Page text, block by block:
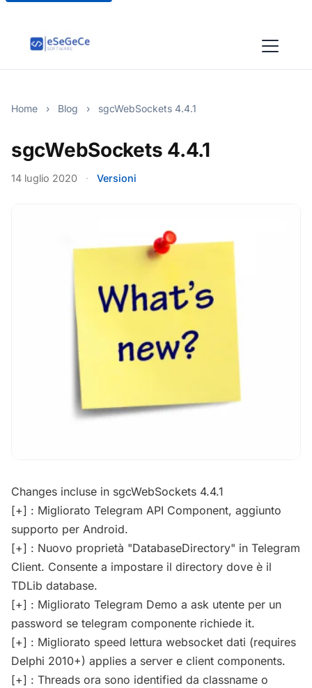
Home › Blog › sgcWebSockets 4.4.1
sgcWebSockets 4.4.1
14 luglio 2020 · Versioni
Changes incluse in sgcWebSockets 4.4.1
[+] : Migliorato Telegram API Component, aggiunto
supporto per Android.
[+] : Nuovo proprietà "DatabaseDirectory" in Telegram
Client. Consente a impostare il directory dove è il
TDLib database.
[+] : Migliorato Telegram Demo a ask utente per un
password se telegram componente richiede it.
[+] : Migliorato speed lettura websocket dati (requires
Delphi 2010+) applies a server e client components.
[+] : Threads ora sono identified da classname o